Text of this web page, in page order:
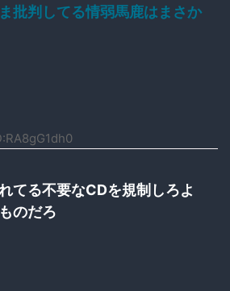
批判してる情弱馬鹿はまさか
てる不要なCDを規制しろよ
のだろ